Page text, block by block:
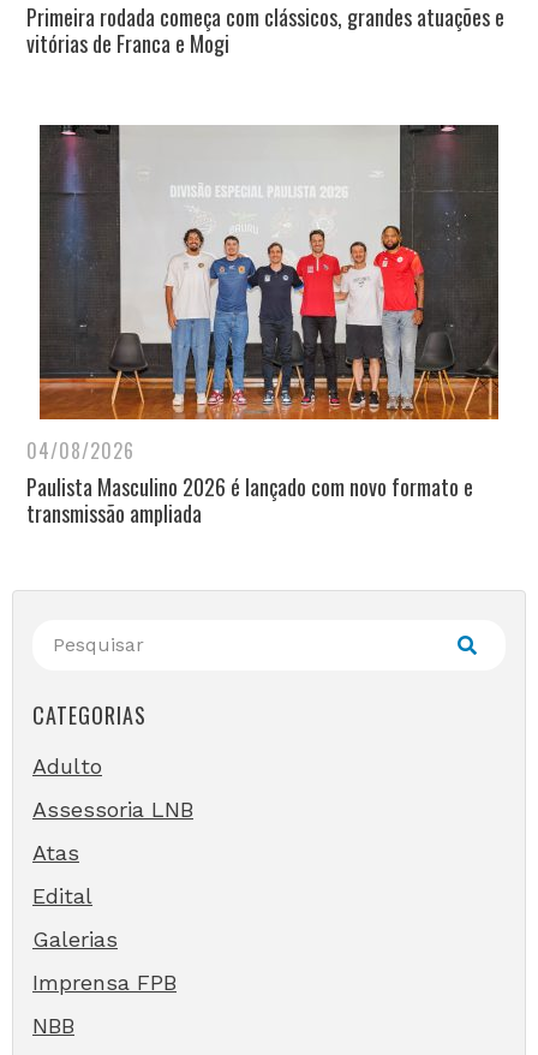
Primeira rodada começa com clássicos, grandes atuações e
vitórias de Franca e Mogi
04/08/2026
Paulista Masculino 2026 é lançado com novo formato e
transmissão ampliada
CATEGORIAS
Adulto
Assessoria LNB
Atas
Edital
Galerias
Imprensa FPB
NBB